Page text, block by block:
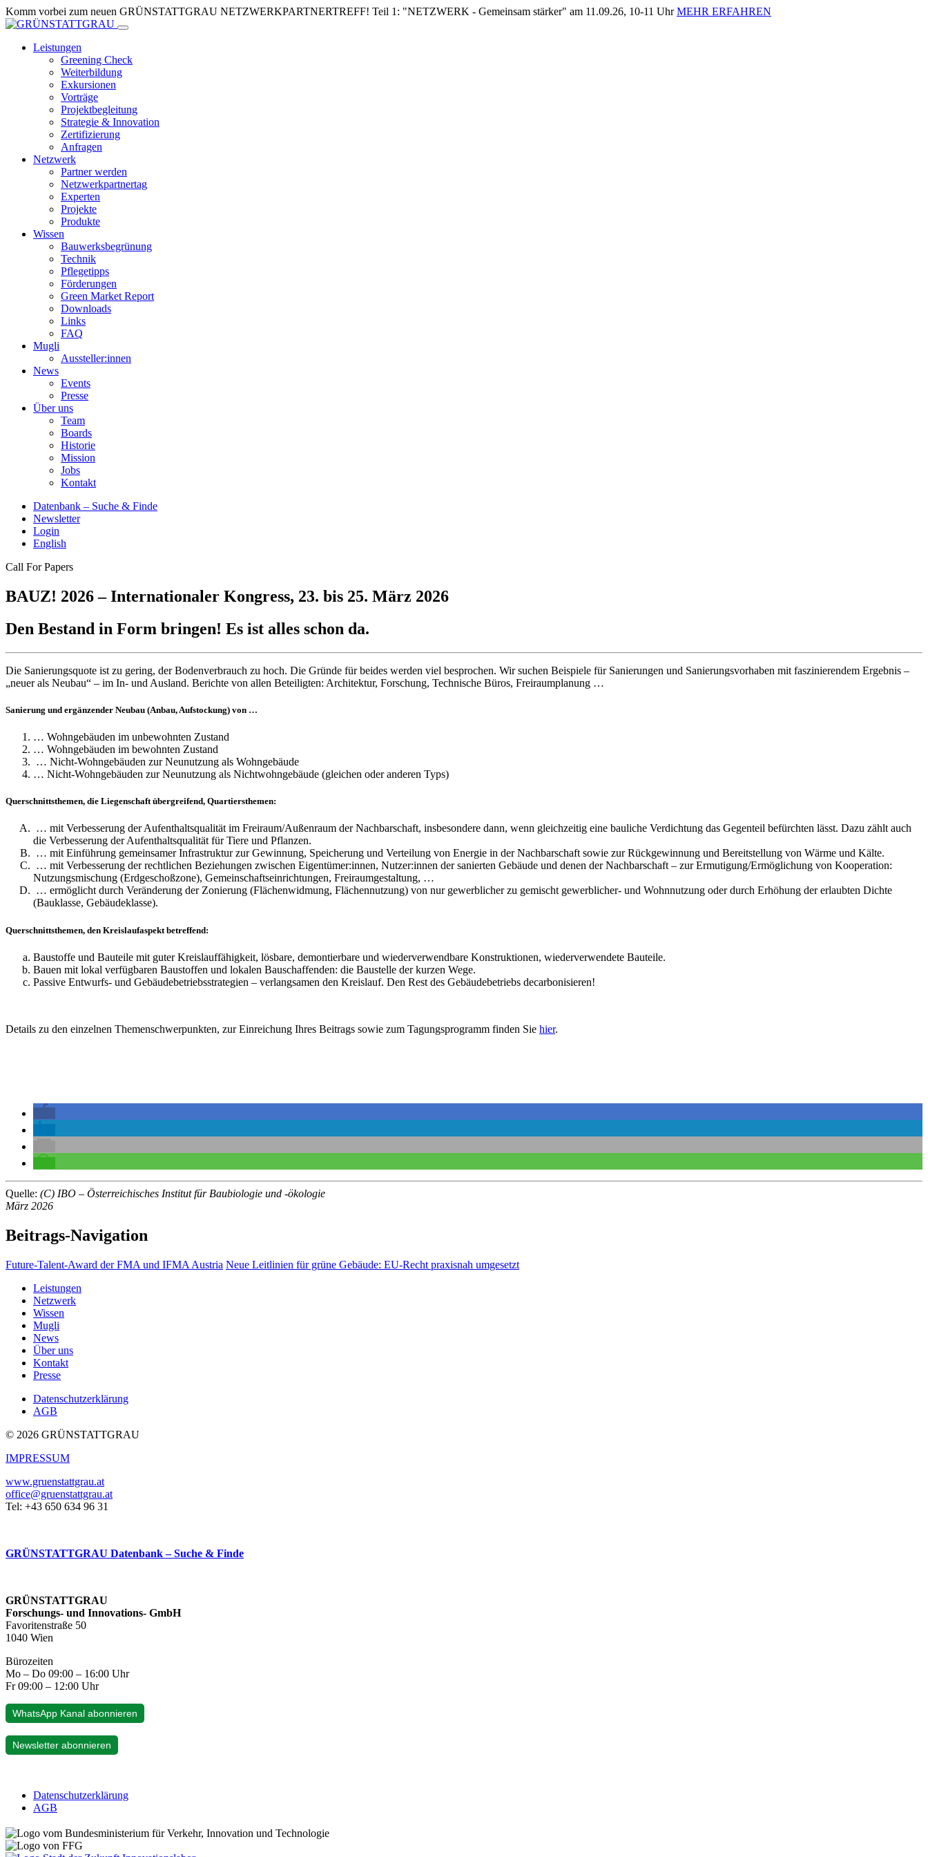
Skip
to
Komm vorbei zum neuen GRÜNSTATTGRAU NETZWERKPARTNERTREFF! Teil 1: "NETZWERK - Gemeinsam stärker" am 11.09.26, 10-11 UhrMEHR ERFAHREN
Leistungen
Greening Check
Weiterbildung
Exkursionen
Vorträge
Projektbegleitung
Strategie & Innovation
Zertifizierung
Anfragen
Netzwerk
Partner werden
Netzwerkpartnertag
Experten
Projekte
Produkte
Wissen
Bauwerksbegrünung
Technik
Pflegetipps
Förderungen
Green Market Report
Downloads
Links
FAQ
Mugli
Aussteller:innen
News
Events
Presse
Über uns
Team
Boards
Historie
Mission
Jobs
Kontakt
Datenbank – Suche & Finde
Newsletter
Login
English
Call For Papers
BAUZ! 2026 – Internationaler Kongress, 23. bis 25. März 2026
Den Bestand in Form bringen! Es ist alles schon da.
Die Sanierungsquote ist zu gering, der Bodenverbrauch zu hoch. Die Gründe für beides werden viel besprochen. Wir suchen Beispiele für Sanierungen und Sanierungsvorhaben mit faszinierendem Ergebnis –
„neuer als Neubau“ – im In- und Ausland. Berichte von allen Beteiligten: Architektur, Forschung, Technische Büros, Freiraumplanung …
Sanierung und ergänzender Neubau (Anbau, Aufstockung) von …
… Wohngebäuden im unbewohnten Zustand
… Wohngebäuden im bewohnten Zustand
… Nicht-Wohngebäuden zur Neunutzung als Wohngebäude
… Nicht-Wohngebäuden zur Neunutzung als Nichtwohngebäude (gleichen oder anderen Typs)
Querschnittsthemen, die Liegenschaft übergreifend, Quartiersthemen:
… mit Verbesserung der Aufenthaltsqualität im Freiraum/Außenraum der Nachbarschaft, insbesondere dann, wenn gleichzeitig eine bauliche Verdichtung das Gegenteil befürchten lässt. Dazu zählt auch
die Verbesserung der Aufenthaltsqualität für Tiere und Pflanzen.
… mit Einführung gemeinsamer Infrastruktur zur Gewinnung, Speicherung und Verteilung von Energie in der Nachbarschaft sowie zur Rückgewinnung und Bereitstellung von Wärme und Kälte.
… mit Verbesserung der rechtlichen Beziehungen zwischen Eigentümer:innen, Nutzer:innen der sanierten Gebäude und denen der Nachbarschaft – zur Ermutigung/Ermöglichung von Kooperation:
Nutzungsmischung (Erdgeschoßzone), Gemeinschaftseinrichtungen, Freiraumgestaltung, …
… ermöglicht durch Veränderung der Zonierung (Flächenwidmung, Flächennutzung) von nur gewerblicher zu gemischt gewerblicher- und Wohnnutzung oder durch Erhöhung der erlaubten Dichte
(Bauklasse, Gebäudeklasse).
Querschnittsthemen, den Kreislaufaspekt betreffend:
Baustoffe und Bauteile mit guter Kreislauffähigkeit, lösbare, demontierbare und wiederverwendbare Konstruktionen, wiederverwendete Bauteile.
Bauen mit lokal verfügbaren Baustoffen und lokalen Bauschaffenden: die Baustelle der kurzen Wege.
Passive Entwurfs- und Gebäudebetriebsstrategien – verlangsamen den Kreislauf. Den Rest des Gebäudebetriebs decarbonisieren!
Details zu den einzelnen Themenschwerpunkten, zur Einreichung Ihres Beitrags sowie zum Tagungsprogramm finden Sie hier.
Quelle: (C) IBO – Österreichisches Institut für Baubiologie und -ökologie
März 2026
Beitrags-Navigation
Future-Talent-Award der FMA und IFMA Austria Neue Leitlinien für grüne Gebäude: EU-Recht praxisnah umgesetzt
Leistungen
Netzwerk
Wissen
Mugli
News
Über uns
Kontakt
Presse
Datenschutzerklärung
AGB
© 2026 GRÜNSTATTGRAU
IMPRESSUM
www.gruenstattgrau.at
office@gruenstattgrau.at
Tel: +43 650 634 96 31
GRÜNSTATTGRAU Datenbank – Suche & Finde
GRÜNSTATTGRAU
Forschungs- und Innovations- GmbH
Favoritenstraße 50
1040 Wien
Bürozeiten
Mo – Do 09:00 – 16:00 Uhr
Fr 09:00 – 12:00 Uhr
WhatsApp Kanal abonnieren
Newsletter abonnieren
Datenschutzerklärung
AGB